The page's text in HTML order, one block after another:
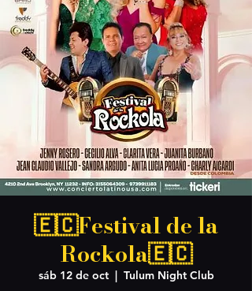
🇪🇨Festival de la
Rockola🇪🇨
sáb 12 de oct
  |
Tulum Night Club